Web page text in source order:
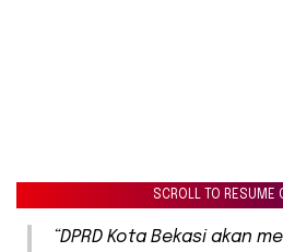
SCROLL TO RESUME
“DPRD Kota Bekasi akan